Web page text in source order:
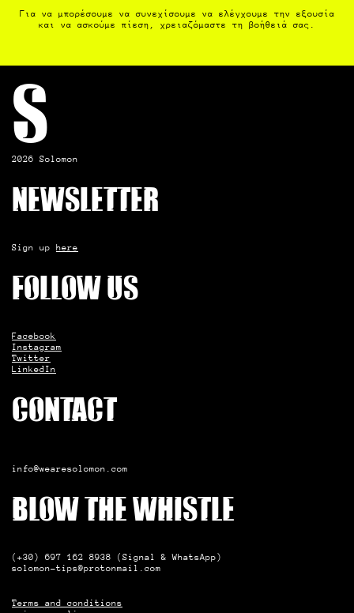
Για να μπορέσουμε να συνεχίσουμε να ελέγχουμε την εξουσία
και να ασκούμε πίεση, χρειαζόμαστε τη βοήθειά σας.
S
2026 Solomon
Newsletter
Sign up here
Follow us
Facebook
Instagram
Twitter
LinkedIn
Contact
info@wearesolomon.com
Blow the whistle
(+30) 697 162 8938 (Signal & WhatsApp)
solomon-tips@protonmail.com
Terms and conditions